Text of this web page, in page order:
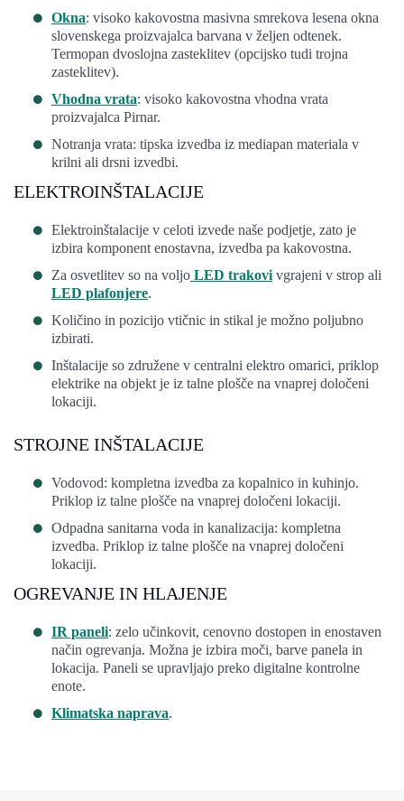
Okna: visoko kakovostna masivna smrekova lesena okna
slovenskega proizvajalca barvana v željen odtenek.
Termopan dvoslojna zasteklitev (opcijsko tudi trojna
zasteklitev).
Vhodna vrata: visoko kakovostna vhodna vrata
proizvajalca Pirnar.
Notranja vrata: tipska izvedba iz mediapan materiala v
krilni ali drsni izvedbi.
ELEKTROINŠTALACIJE
Elektroinštalacije v celoti izvede naše podjetje, zato je
izbira komponent enostavna, izvedba pa kakovostna.
Za osvetlitev so na voljo LED trakovi vgrajeni v strop ali
LED plafonjere.
Količino in pozicijo vtičnic in stikal je možno poljubno
izbirati.
Inštalacije so združene v centralni elektro omarici, priklop
elektrike na objekt je iz talne plošče na vnaprej določeni
lokaciji.
STROJNE INŠTALACIJE
Vodovod: kompletna izvedba za kopalnico in kuhinjo.
Priklop iz talne plošče na vnaprej določeni lokaciji.
Odpadna sanitarna voda in kanalizacija: kompletna
izvedba. Priklop iz talne plošče na vnaprej določeni
lokaciji.
OGREVANJE IN HLAJENJE
IR paneli: zelo učinkovit, cenovno dostopen in enostaven
način ogrevanja. Možna je izbira moči, barve panela in
lokacija. Paneli se upravljajo preko digitalne kontrolne
enote.
Klimatska naprava.